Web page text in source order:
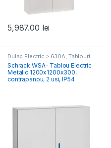
5,987.00 lei
Dulap Electric ≥ 630A, Tablouri
Electrice Comercial & Industrial
Schrack WSA- Tablou Electric
Metalic 1200x1200x300,
contrapanou, 2 usi, IP54